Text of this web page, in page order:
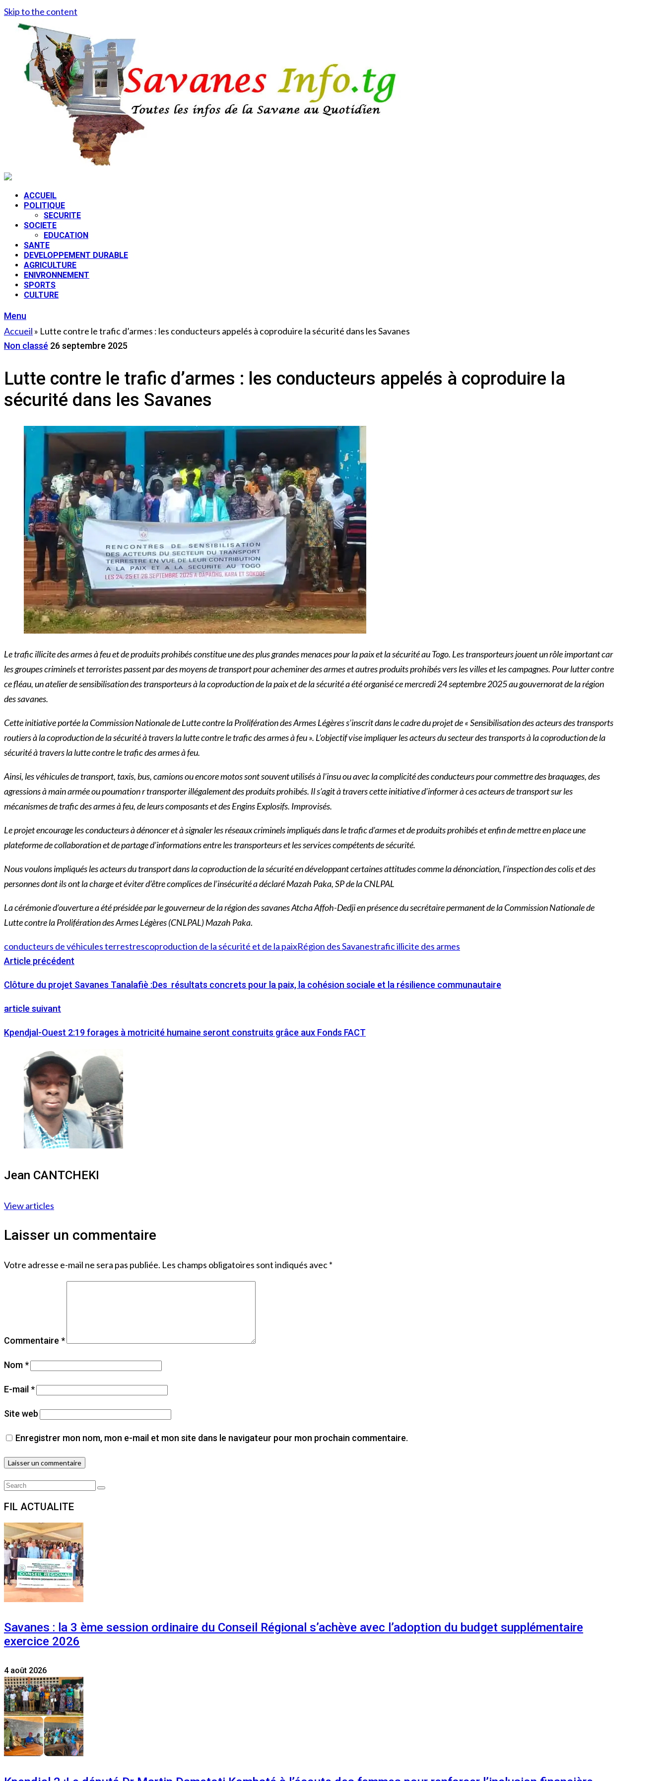
Skip to the content
ACCUEIL
POLITIQUE
SECURITE
SOCIETE
EDUCATION
SANTE
DEVELOPPEMENT DURABLE
AGRICULTURE
ENIVRONNEMENT
SPORTS
CULTURE
Menu
Accueil » Lutte contre le trafic d’armes : les conducteurs appelés à coproduire la sécurité dans les Savanes
Non classé 26 septembre 2025
Lutte contre le trafic d’armes : les conducteurs appelés à coproduire la
sécurité dans les Savanes
Le trafic illicite des armes à feu et de produits prohibés constitue une des plus grandes menaces pour la paix et la sécurité au Togo. Les transporteurs jouent un rôle important car
les groupes criminels et terroristes passent par des moyens de transport pour acheminer des armes et autres produits prohibés vers les villes et les campagnes. Pour lutter contre
ce fléau, un atelier de sensibilisation des transporteurs à la coproduction de la paix et de la sécurité a été organisé ce mercredi 24 septembre 2025 au gouvernorat de la région
des savanes.
Cette initiative portée la Commission Nationale de Lutte contre la Prolifération des Armes Légères s’inscrit dans le cadre du projet de « Sensibilisation des acteurs des transports
routiers à la coproduction de la sécurité à travers la lutte contre le trafic des armes à feu ». L’objectif vise impliquer les acteurs du secteur des transports à la coproduction de la
sécurité à travers la lutte contre le trafic des armes à feu.
Ainsi, les véhicules de transport, taxis, bus, camions ou encore motos sont souvent utilisés à l’insu ou avec la complicité des conducteurs pour commettre des braquages, des
agressions à main armée ou poumation r transporter illégalement des produits prohibés. Il s’agit à travers cette initiative d’informer à ces acteurs de transport sur les
mécanismes de trafic des armes à feu, de leurs composants et des Engins Explosifs. Improvisés.
Le projet encourage les conducteurs à dénoncer et à signaler les réseaux criminels impliqués dans le trafic d’armes et de produits prohibés et enfin de mettre en place une
plateforme de collaboration et de partage d’informations entre les transporteurs et les services compétents de sécurité.
Nous voulons impliqués les acteurs du transport dans la coproduction de la sécurité en développant certaines attitudes comme la dénonciation, l’inspection des colis et des
personnes dont ils ont la charge et éviter d’être complices de l’insécurité a déclaré Mazah Paka, SP de la CNLPAL
La cérémonie d’ouverture a été présidée par le gouverneur de la région des savanes Atcha Affoh-Dedji en présence du secrétaire permanent de la Commission Nationale de
Lutte contre la Prolifération des Armes Légères (CNLPAL) Mazah Paka.
conducteurs de véhicules terrestrescoproduction de la sécurité et de la paixRégion des Savanestrafic illicite des armes
Article précédent
Clôture du projet Savanes Tanalafiè :Des résultats concrets pour la paix, la cohésion sociale et la résilience communautaire
article suivant
Kpendjal-Ouest 2:19 forages à motricité humaine seront construits grâce aux Fonds FACT
Jean CANTCHEKI
View articles
Laisser un commentaire
Votre adresse e-mail ne sera pas publiée. Les champs obligatoires sont indiqués avec*
Commentaire *
Nom*
E-mail*
Site web
Enregistrer mon nom, mon e-mail et mon site dans le navigateur pour mon prochain commentaire.
Search
Search
FIL ACTUALITE
Savanes : la 3 ème session ordinaire du Conseil Régional s’achève avec l’adoption du budget supplémentaire
exercice 2026
4 août 2026